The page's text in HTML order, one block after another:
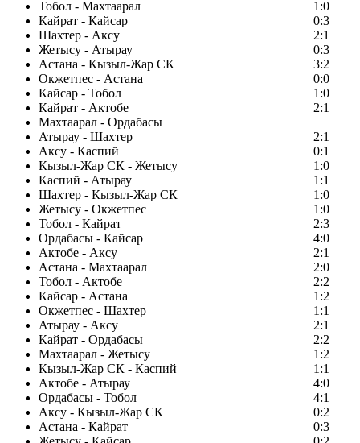
Тобол - Махтаарал
1:0
Кайрат - Кайсар
0:3
Шахтер - Аксу
2:1
Жетысу - Атырау
0:3
Астана - Кызыл-Жар СК
3:2
Окжетпес - Астана
0:0
Кайсар - Тобол
1:0
Кайрат - Актобе
2:1
Махтаарал - Ордабасы
Атырау - Шахтер
2:1
Аксу - Каспий
0:1
Кызыл-Жар СК - Жетысу
1:0
Каспий - Атырау
1:1
Шахтер - Кызыл-Жар СК
1:0
Жетысу - Окжетпес
1:0
Тобол - Кайрат
2:3
Ордабасы - Кайсар
4:0
Актобе - Аксу
2:1
Астана - Махтаарал
2:0
Тобол - Актобе
2:2
Кайсар - Астана
1:2
Окжетпес - Шахтер
1:1
Атырау - Аксу
2:1
Кайрат - Ордабасы
2:2
Махтаарал - Жетысу
1:2
Кызыл-Жар СК - Каспий
1:1
Актобе - Атырау
4:0
Ордабасы - Тобол
4:1
Аксу - Кызыл-Жар СК
0:2
Астана - Кайрат
0:3